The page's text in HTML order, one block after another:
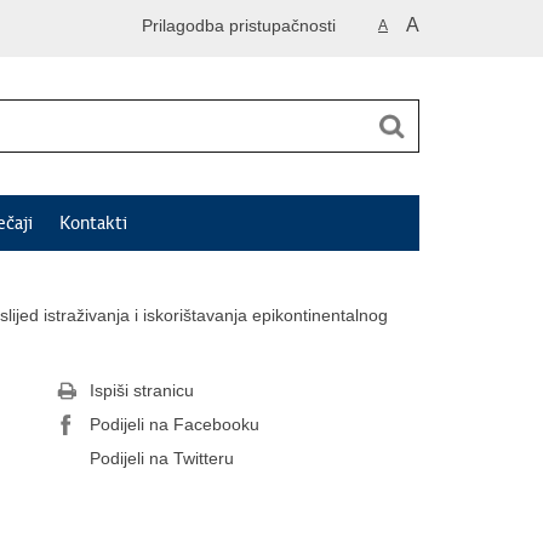
A A
Prilagodba pristupačnosti
Kontakti
istraživanja i iskorištavanja epikontinentalnog
Ispiši stranicu
Podijeli na Facebooku
Podijeli na Twitteru